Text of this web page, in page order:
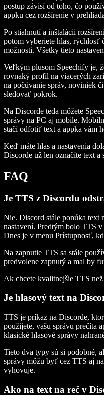
postup závisí od toho, čo
appku cez rozšírenie v
Po stiahnutí a inštalácii
potom vyberiete hlas, rýchlosť
možnosti. Všetky tieto
Veľkým plusom Speechify je,
rovnaký profil na viacerých
na počúvanie správ, noviniek
sledovať pokrok.
Na Discorde teda môžete
správy na PC aj mobile.
stačí odfotiť text a appka vám
Keď máte hlas a nastavenia
Discorde už len označíte text a
FAQ
Je TTS z Discordu
Nie. Discord stále ponúka text
nastavení. Predtým bolo TTS
Dnes je v menu Prístupnosť,
Na zapnutie TTS sa stále
predvolene zapnutý a mal by
Ak chcete kvalitnejšie TTS
Je hlasový text na
TTS je príkaz na Discorde,
použijete, vašu správu prečíta
klasické hlasové správy
Tieto dva typy sú si podobné,
správy môžu byť cez TTS aj
vyhovuje.
Ako na text na reč v